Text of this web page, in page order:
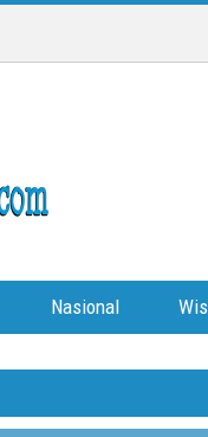
Nasional